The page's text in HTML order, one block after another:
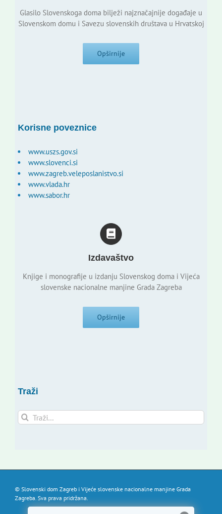
Glasilo Slovenskoga doma bilježi najznačajnije događaje u
Slovenskom domu i Savezu slovenskih društava u Hrvatskoj
Opširnije
Korisne poveznice
www.uszs.gov.si
www.slovenci.si
www.zagreb.veleposlanistvo.si
www.vlada.hr
www.sabor.hr
Izdavaštvo
Knjige i monografije u izdanju Slovenskog doma i Vijeća
slovenske nacionalne manjine Grada Zagreba
Opširnije
Traži
Traži...
© Slovenski dom Zagreb i Vijeće slovenske nacionalne manjine Grada
Zagreba. Sva prava pridržana.